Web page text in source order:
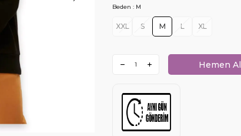
Beden : M
XXL S M L XL
Hemen Al